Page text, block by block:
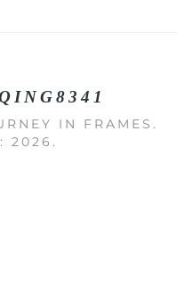
IN FRAMES.
2026.